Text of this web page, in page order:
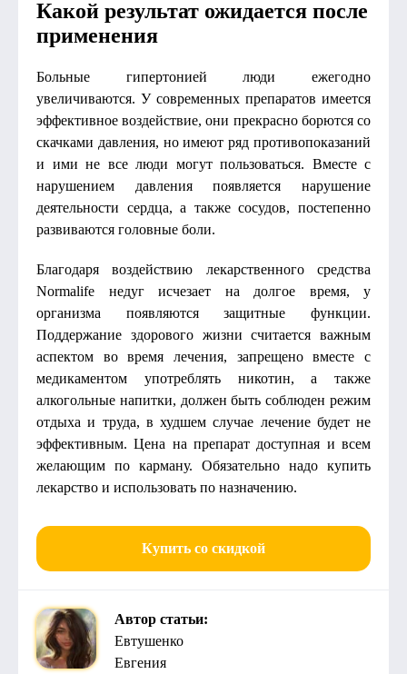
Какой результат ожидается после
применения
Больные гипертонией люди ежегодно
увеличиваются. У современных препаратов имеется
эффективное воздействие, они прекрасно борются со
скачками давления, но имеют ряд противопоказаний
и ими не все люди могут пользоваться. Вместе с
нарушением давления появляется нарушение
деятельности сердца, а также сосудов, постепенно
развиваются головные боли.
Благодаря воздействию лекарственного средства
Normalife недуг исчезает на долгое время, у
организма появляются защитные функции.
Поддержание здорового жизни считается важным
аспектом во время лечения, запрещено вместе с
медикаментом употреблять никотин, а также
алкогольные напитки, должен быть соблюден режим
отдыха и труда, в худшем случае лечение будет не
эффективным. Цена на препарат доступная и всем
желающим по карману. Обязательно надо купить
лекарство и использовать по назначению.
Купить со скидкой
Автор статьи:
Евтушенко
Евгения